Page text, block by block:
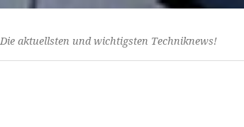
Die aktuellsten und wichtigsten Techniknews!